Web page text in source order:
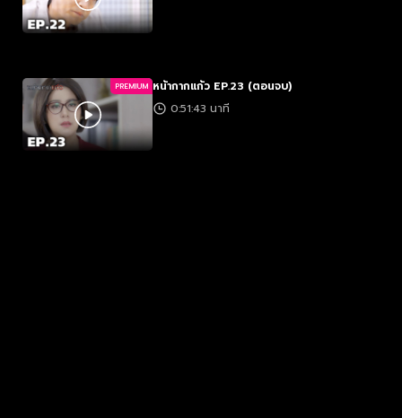
PREMIUM หน้ากากแก้ว EP.23 (ตอนจบ)
0:51:43 นาที